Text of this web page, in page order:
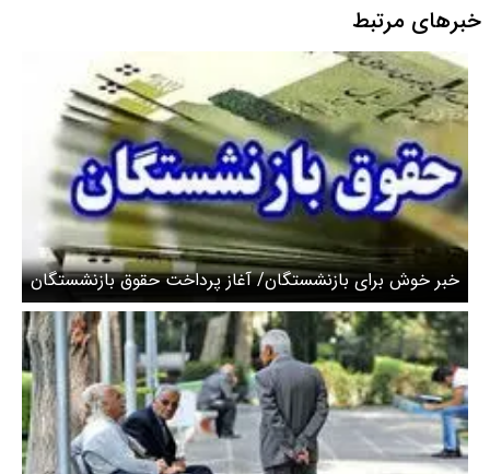
خبرهای مرتبط
خبر خوش برای بازنشستگان/ آغاز پرداخت حقوق بازنشستگان